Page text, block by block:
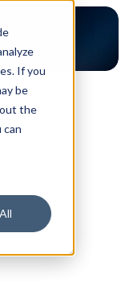
If you
be
the
can